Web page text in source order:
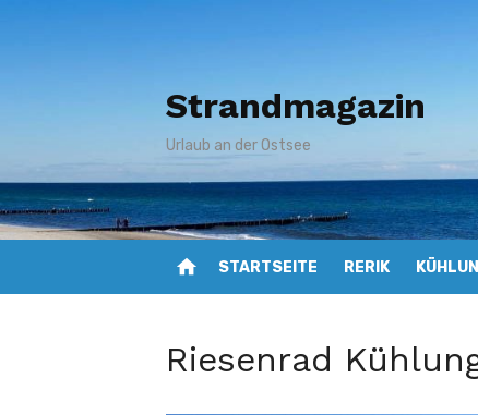
Strandmagazin
Urlaub an der Ostsee
home STARTSEITE RERIK
Riesenrad